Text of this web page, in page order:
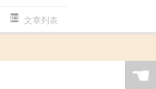
文章列表
☚